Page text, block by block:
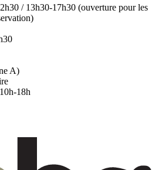
/ 13h30-17h30 (ouverture pour les
A)
18h